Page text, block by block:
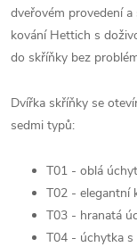
dveřovém provedení
kování Hettich s
do skříňky bez
Dvířka skříňky se
sedmi typů:
T01 - oblá
T02 - elegantní
T03 - hranatá
T04 - úchytka